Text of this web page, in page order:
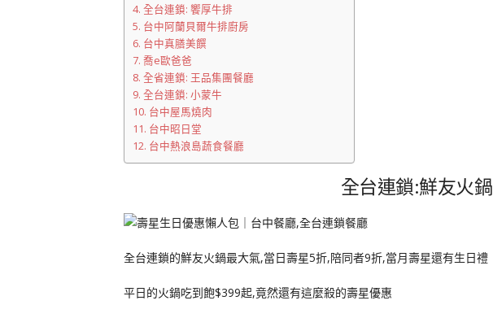
全台連鎖: 饗厚牛排
台中阿蘭貝爾牛排廚房
台中真膳美饌
喬e歐爸爸
全省連鎖: 王品集團餐廳
全台連鎖: 小蒙牛
台中屋馬燒肉
台中昭日堂
台中熱浪島蔬食餐廳
全台連鎖:鮮友火鍋
全台連鎖的鮮友火鍋最大氣,當日壽星5折,陪同者9折,當月壽星還有生日禮
平日的火鍋吃到飽$399起,竟然還有這麼殺的壽星優惠